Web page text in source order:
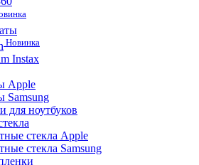
Новинка
Instax
Apple
Samsung
для ноутбуков
стекла Apple
стекла Samsung